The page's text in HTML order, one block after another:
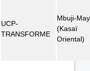
UCP-
TRANSFORME
Mbuji-
(Kasaï
Oriental)